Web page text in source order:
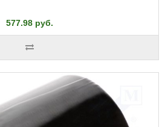
577.98 руб.